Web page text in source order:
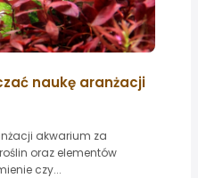
naukę aranżacji
akwarium za
oraz elementów
czy...